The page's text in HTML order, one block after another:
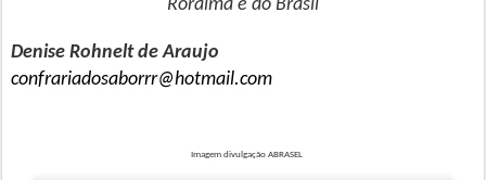
Roraima e do Brasil
Denise Rohnelt de Araujo
confrariadosaborrr@hotmail.com
Imagem divulgação ABRASEL